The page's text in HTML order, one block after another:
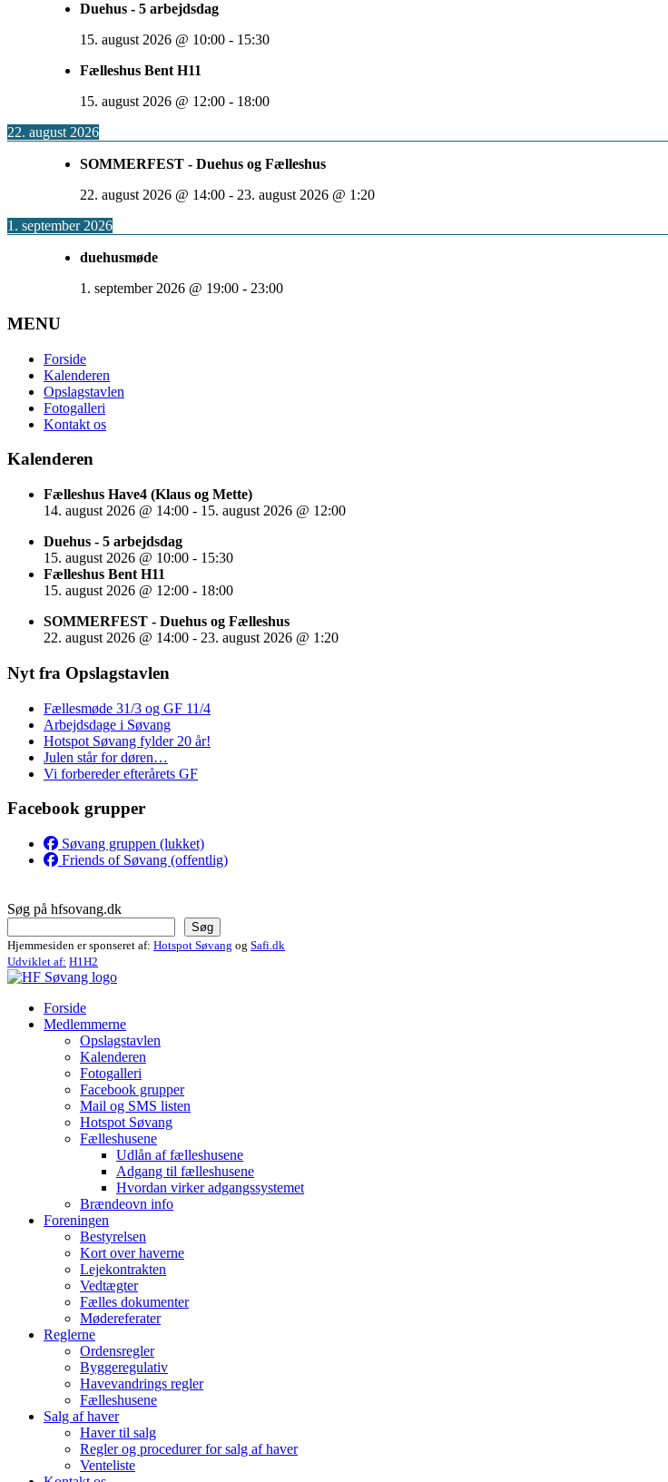
Duehus - 5 arbejdsdag
15. august 2026 @ 10:00 - 15:30
Fælleshus Bent H11
15. august 2026 @ 12:00 - 18:00
22. august 2026
SOMMERFEST - Duehus og Fælleshus
22. august 2026 @ 14:00 - 23. august 2026 @ 1:20
1. september 2026
duehusmøde
1. september 2026 @ 19:00 - 23:00
MENU
Forside
Kalenderen
Opslagstavlen
Fotogalleri
Kontakt os
Kalenderen
Fælleshus Have4 (Klaus og Mette)
14. august 2026 @ 14:00 - 15. august 2026 @ 12:00
Duehus - 5 arbejdsdag
15. august 2026 @ 10:00 - 15:30
Fælleshus Bent H11
15. august 2026 @ 12:00 - 18:00
SOMMERFEST - Duehus og Fælleshus
22. august 2026 @ 14:00 - 23. august 2026 @ 1:20
Nyt fra Opslagstavlen
Fællesmøde 31/3 og GF 11/4
Arbejdsdage i Søvang
Hotspot Søvang fylder 20 år!
Julen står for døren…
Vi forbereder efterårets GF
Facebook grupper
Søvang gruppen (lukket)
Friends of Søvang (offentlig)
Søg på hfsovang.dk
Søg
Hjemmesiden er sponseret af: Hotspot Søvang og Safi.dk
Udviklet af: H1H2
Forside
Medlemmerne
Opslagstavlen
Kalenderen
Fotogalleri
Facebook grupper
Mail og SMS listen
Hotspot Søvang
Fælleshusene
Udlån af fælleshusene
Adgang til fælleshusene
Hvordan virker adgangssystemet
Brændeovn info
Foreningen
Bestyrelsen
Kort over haverne
Lejekontrakten
Vedtægter
Fælles dokumenter
Mødereferater
Reglerne
Ordensregler
Byggeregulativ
Havevandrings regler
Fælleshusene
Salg af haver
Haver til salg
Regler og procedurer for salg af haver
Venteliste